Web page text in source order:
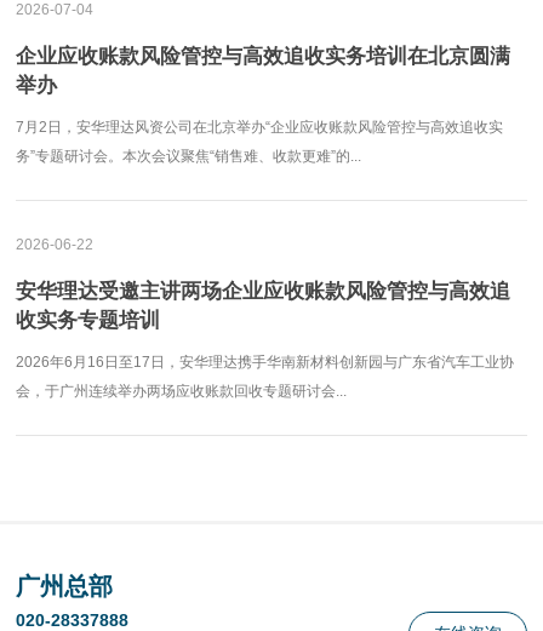
2026-07-04
企业应收账款风险管控与高效追收实务培训在北京圆满
举办
7月2日，安华理达风资公司在北京举办“企业应收账款风险管控与高效追收实
务”专题研讨会。本次会议聚焦“销售难、收款更难”的...
2026-06-22
安华理达受邀主讲两场企业应收账款风险管控与高效追
收实务专题培训
2026年6月16日至17日，安华理达携手华南新材料创新园与广东省汽车工业协
会，于广州连续举办两场应收账款回收专题研讨会...
广州总部
020-28337888